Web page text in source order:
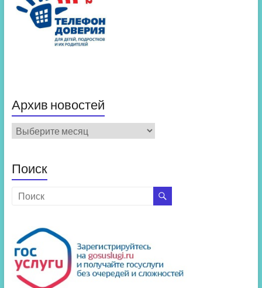
Архив новостей
Архив
новостей
Поиск